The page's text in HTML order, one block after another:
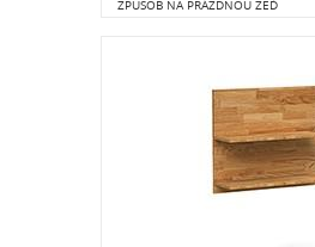
ZPŮSOB NA PRÁZDNOU ZEĎ